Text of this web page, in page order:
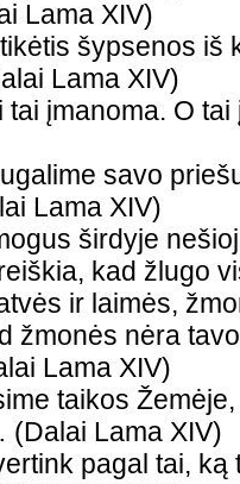
Lama XIV)
šypsenos iš
Lama XIV)
tai įmanoma. O
savo
Lama XIV)
širdyje
kad žlugo
ir laimės,
žmonės nėra
Lama XIV)
taikos
Lama XIV)
pagal tai, ką